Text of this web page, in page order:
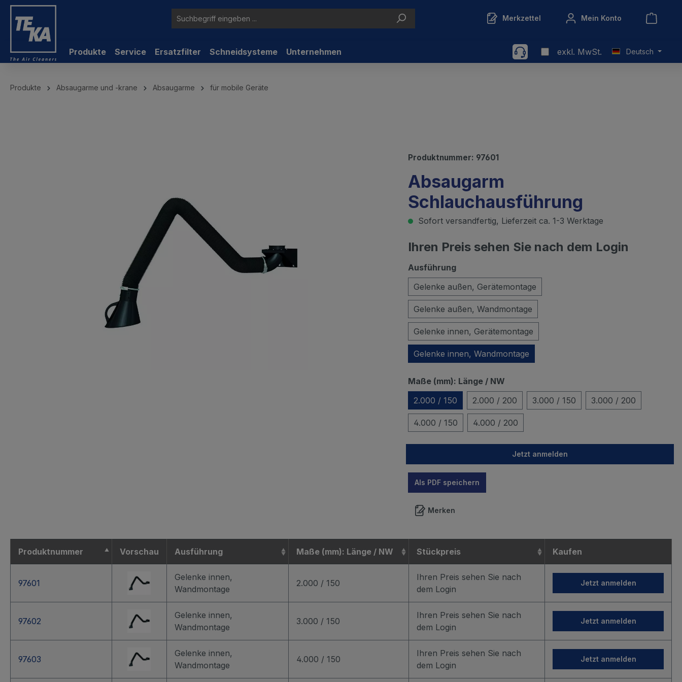
Merkzettel Mein Konto
Produkte Service Ersatzfilter Schneidsysteme Unternehmen exkl. MwSt. Deutsch
Produkte Absaugarme und -krane Absaugarme für mobile Geräte
Produktnummer: 97601
Absaugarm
Schlauchausführung
Sofort versandfertig, Lieferzeit ca. 1-3 Werktage
Ihren Preis sehen Sie nach dem Login
Ausführung
Gelenke außen, Gerätemontage
Gelenke außen, Wandmontage
Gelenke innen, Gerätemontage
Gelenke innen, Wandmontage
Maße (mm): Länge / NW
2.000 / 150
2.000 / 200 3.000 / 150 3.000 / 200
4.000 / 150 4.000 / 200
Jetzt anmelden
Als PDF speichern
Merken
Produktnummer Vorschau Ausführung Maße (mm): Länge / NW Stückpreis Kaufen
97601
Gelenke innen,
Wandmontage
2.000 / 150
Ihren Preis sehen Sie nach
dem Login
Jetzt anmelden
97602
Gelenke innen,
Wandmontage
3.000 / 150
Ihren Preis sehen Sie nach
dem Login
Jetzt anmelden
97603
Gelenke innen,
Wandmontage
4.000 / 150
Ihren Preis sehen Sie nach
dem Login
Jetzt anmelden